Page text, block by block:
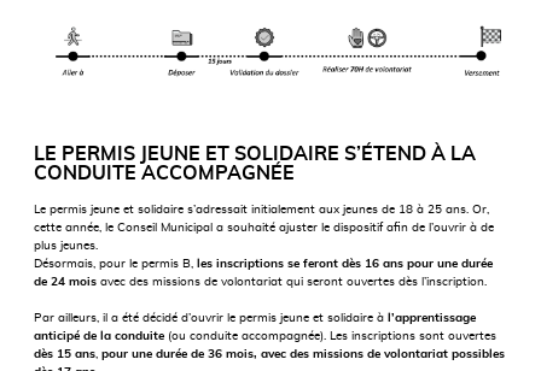
LE PERMIS JEUNE ET SOLIDAIRE S’ÉTEND À LA
CONDUITE ACCOMPAGNÉE
Le permis jeune et solidaire s’adressait initialement aux jeunes de 18 à 25 ans. Or,
cette année, le Conseil Municipal a souhaité ajuster le dispositif afin de l’ouvrir à de
plus jeunes.
Désormais, pour le permis B, les inscriptions se feront dès 16 ans pour une durée
de 24 mois avec des missions de volontariat qui seront ouvertes dès l’inscription.
Par ailleurs, il a été décidé d’ouvrir le permis jeune et solidaire à l’apprentissage
anticipé de la conduite (ou conduite accompagnée). Les inscriptions sont ouvertes
dès 15 ans,pour une durée de 36 mois, avec des missions de volontariat possibles